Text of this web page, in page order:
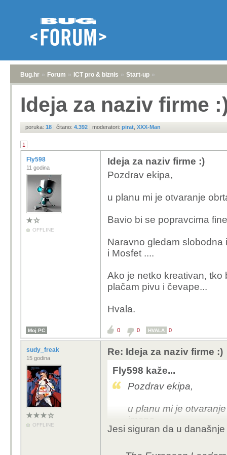
Bug.hr » Forum » ICT pro & biznis » Start-up »
Ideja za naziv firme
poruka: 18 | čitano: 4.392 | moderatori: pirat XXX-Man
1
Fly598
11 godina
OFFLINE
Ideja za naziv firme :)
Pozdrav ekipa,
u planu mi je otvaranje
Bavio bi se popravcima
Naravno gledam slobodna
i Mosfet ....
Ako je netko kreativan, tko
plačam pivu i čevape...
Hvala.
Moj PC 0 0 HVALA 0
sudy_freak
15 godina
OFFLINE
Re: Ideja za naziv firme :)
Fly598 kaže...
Pozdrav ekipa,
u planu mi je
imena....
Jesi siguran da u